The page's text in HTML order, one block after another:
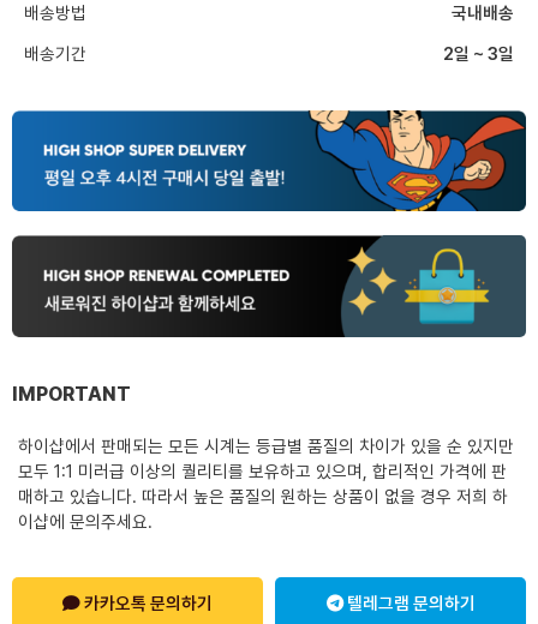
배송방법
국내배송
배송기간
2일 ~ 3일
IMPORTANT
하이샵에서 판매되는 모든 시계는 등급별 품질의 차이가 있을 순 있지만
모두 1:1 미러급 이상의 퀄리티를 보유하고 있으며, 합리적인 가격에 판
매하고 있습니다. 따라서 높은 품질의 원하는 상품이 없을 경우 저희 하
이샵에 문의주세요.
카카오톡 문의하기 텔레그램 문의하기